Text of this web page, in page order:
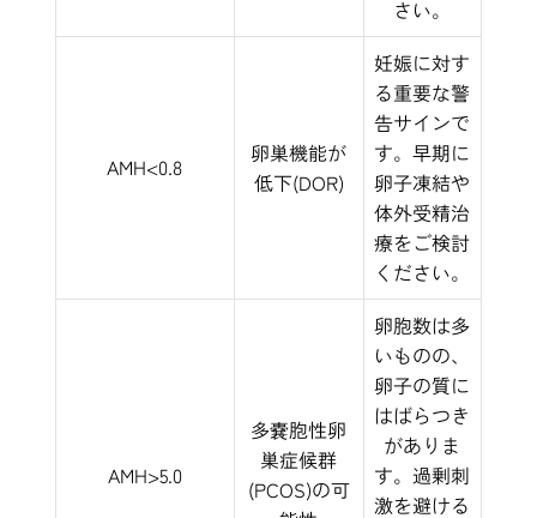
さい。
AMH<0.8
卵巣機能が
低下(DOR)
妊娠に対す
る重要な警
告サインで
す。早期に
卵子凍結や
体外受精治
療をご検討
ください。
AMH>5.0
多嚢胞性卵
巣症候群
(PCOS)の可
卵胞数は多
いものの、
卵子の質に
はばらつき
がありま
す。過剰刺
激を避ける